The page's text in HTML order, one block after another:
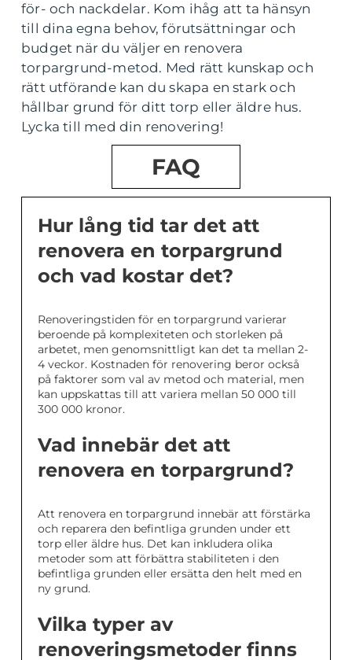
för- och nackdelar. Kom ihåg att ta hänsyn
till dina egna behov, förutsättningar och
budget när du väljer en renovera
torpargrund-metod. Med rätt kunskap och
rätt utförande kan du skapa en stark och
hållbar grund för ditt torp eller äldre hus.
Lycka till med din renovering!
FAQ
Hur lång tid tar det att
renovera en torpargrund
och vad kostar det?
Renoveringstiden för en torpargrund varierar
beroende på komplexiteten och storleken på
arbetet, men genomsnittligt kan det ta mellan 2-
4 veckor. Kostnaden för renovering beror också
på faktorer som val av metod och material, men
kan uppskattas till att variera mellan 50 000 till
300 000 kronor.
Vad innebär det att
renovera en torpargrund?
Att renovera en torpargrund innebär att förstärka
och reparera den befintliga grunden under ett
torp eller äldre hus. Det kan inkludera olika
metoder som att förbättra stabiliteten i den
befintliga grunden eller ersätta den helt med en
ny grund.
Vilka typer av
renoveringsmetoder finns